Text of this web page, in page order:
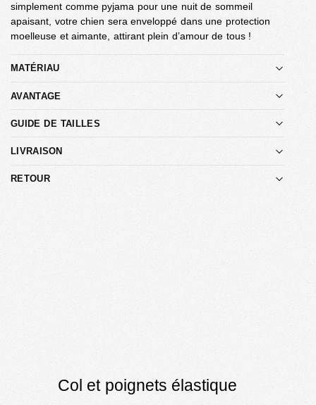
simplement comme pyjama pour une nuit de sommeil
apaisant, votre chien sera enveloppé dans une protection
moelleuse et aimante, attirant plein d’amour de tous !
MATÉRIAU
AVANTAGE
GUIDE DE TAILLES
LIVRAISON
RETOUR
Col et poignets élastique